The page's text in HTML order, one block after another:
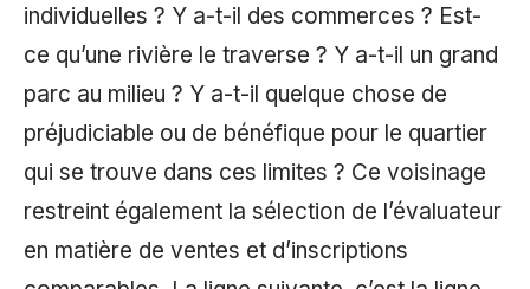
individuelles ? Y a-t-il des commerces ? Est-
ce qu’une rivière le traverse ? Y a-t-il un grand
parc au milieu ? Y a-t-il quelque chose de
préjudiciable ou de bénéfique pour le quartier
qui se trouve dans ces limites ? Ce voisinage
restreint également la sélection de l’évaluateur
en matière de ventes et d’inscriptions